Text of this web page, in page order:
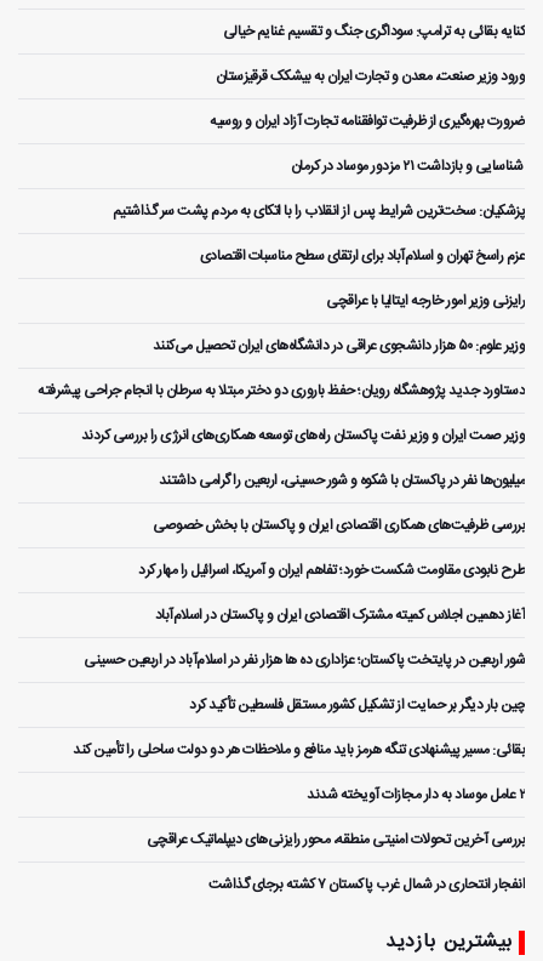
کنایه بقائی به ترامپ: سوداگری جنگ و تقسیم غنایم خیالی
ورود وزیر صنعت، معدن و تجارت ایران به بیشکک قرقیزستان
ضرورت بهره‌گیری از ظرفیت توافقنامه تجارت آزاد ایران و روسیه
️ شناسایی و بازداشت ۲۱ مزدور موساد در کرمان
پزشکیان: سخت‌ترین شرایط پس از انقلاب را با اتکای به مردم پشت سر گذاشتیم
عزم راسخ تهران و اسلام‌آباد برای ارتقای سطح مناسبات اقتصادی
رایزنی وزیر امور خارجه ایتالیا با عراقچی
وزیر علوم: ۵۰ هزار دانشجوی عراقی در دانشگاه‌های ایران تحصیل می‌کنند
دستاورد جدید پژوهشگاه رویان؛ حفظ باروری دو دختر مبتلا به سرطان با انجام جراحی پیشرفته
وزیر صمت ایران و وزیر نفت پاکستان راه‌های توسعه همکاری‌های انرژی را بررسی کردند
میلیون‌ها نفر در پاکستان با شکوه و شور حسینی، اربعین را گرامی داشتند
بررسی ظرفیت‌های همکاری اقتصادی ایران و پاکستان با بخش خصوصی
طرح نابودی مقاومت شکست خورد؛ تفاهم ایران و آمریکا، اسرائیل را مهار کرد
آغاز دهمین اجلاس کمیته مشترک اقتصادی ایران و پاکستان در اسلام‌آباد
شور اربعین در پایتخت پاکستان؛ عزاداری ده ها هزار نفر در اسلام‌آباد در اربعین حسینی
چین بار دیگر بر حمایت از تشکیل کشور مستقل فلسطین تأکید کرد
بقائی: مسیر پیشنهادی تنگه هرمز باید منافع و ملاحظات هر دو دولت ساحلی را تأمین کند
۲ عامل موساد به دار مجازات آویخته شدند
بررسی آخرین تحولات امنیتی منطقه، محور رایزنی‌های دیپلماتیک عراقچی
انفجار انتحاری در شمال غرب پاکستان ۷ کشته برجای گذاشت
بیشترین بازدید